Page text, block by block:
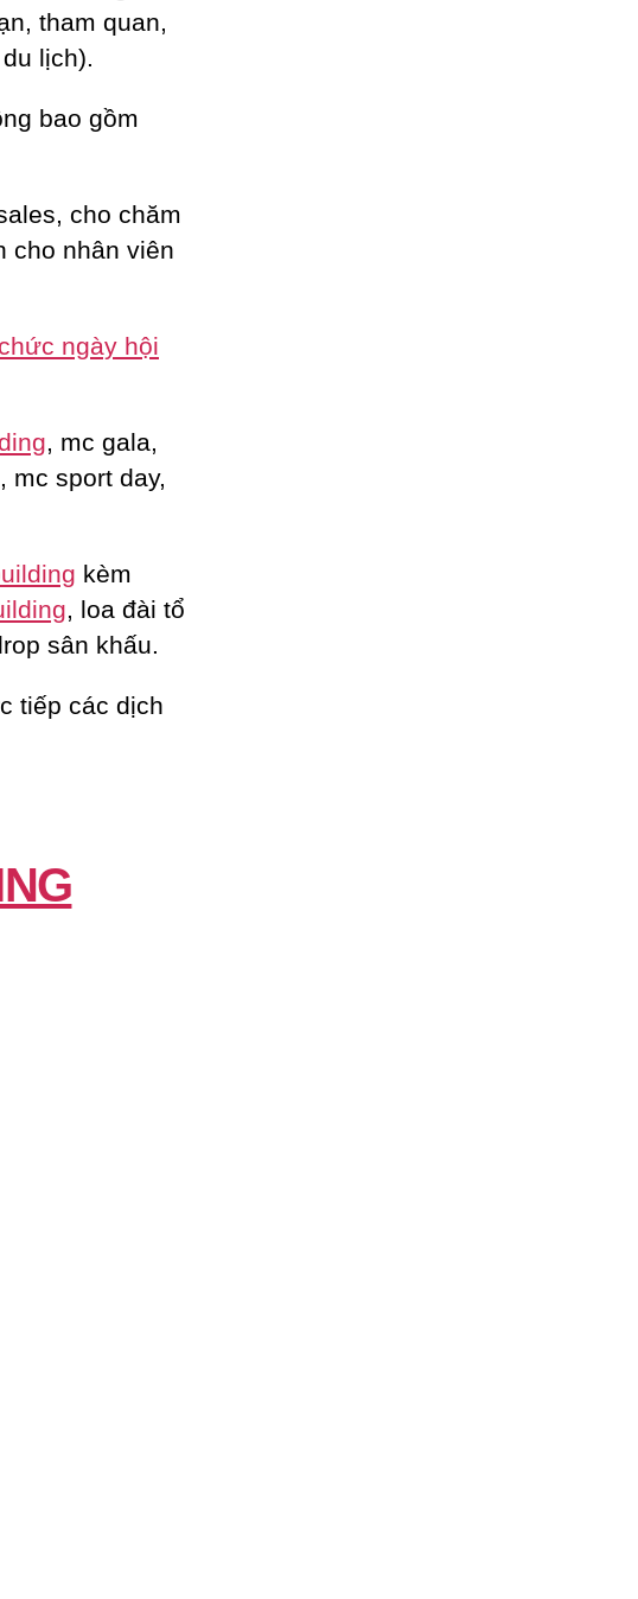
tham quan,
lịch).
bao gồm
cho chăm
cho nhân viên
ngày hội
, mc gala,
mc sport day,
kèm
, loa đài tổ
sân khấu.
tiếp các dịch